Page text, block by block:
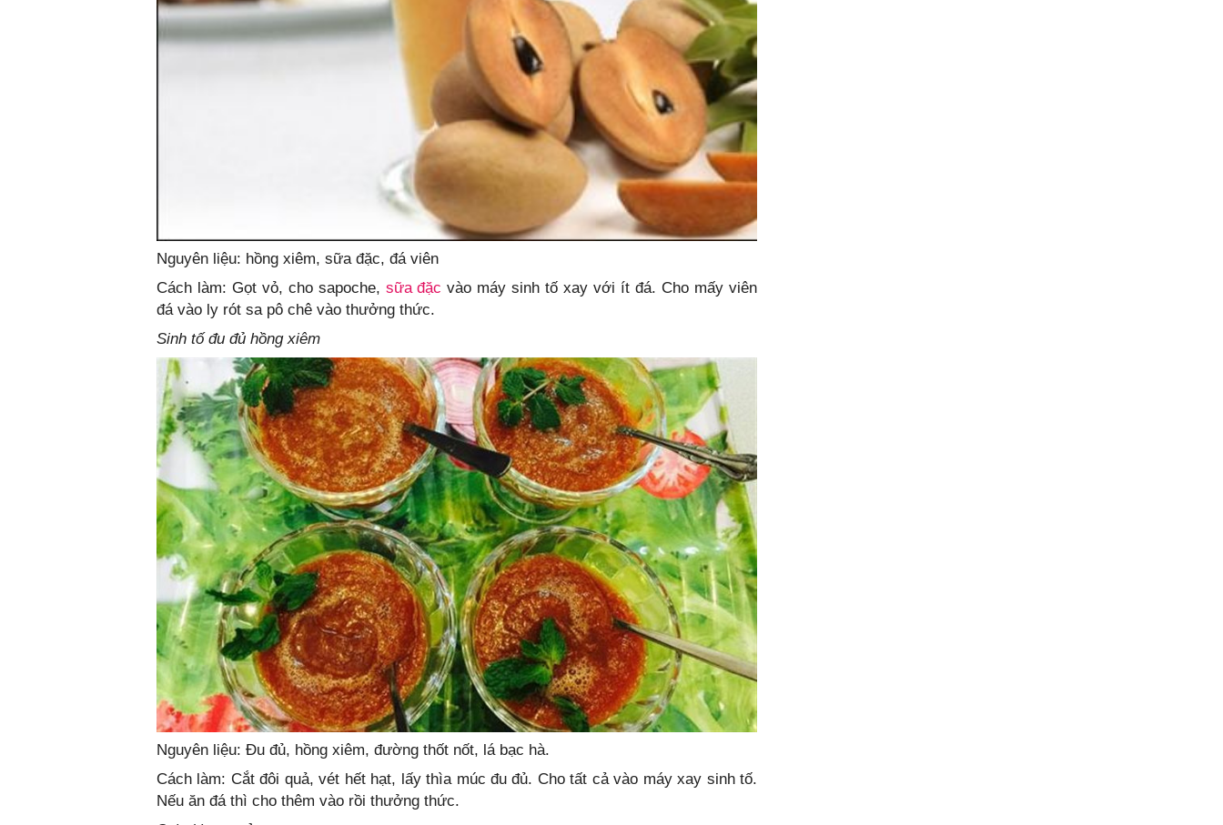
Nguyên liệu: hồng xiêm, sữa đặc, đá viên
Cách làm: Gọt vỏ, cho sapoche, sữa đặc vào máy sinh tố xay với ít đá. Cho mấy viên
đá vào ly rót sa pô chê vào thưởng thức.
Sinh tố đu đủ hồng xiêm
Nguyên liệu: Đu đủ, hồng xiêm, đường thốt nốt, lá bạc hà.
Cách làm: Cắt đôi quả, vét hết hạt, lấy thìa múc đu đủ. Cho tất cả vào máy xay sinh tố.
Nếu ăn đá thì cho thêm vào rồi thưởng thức.